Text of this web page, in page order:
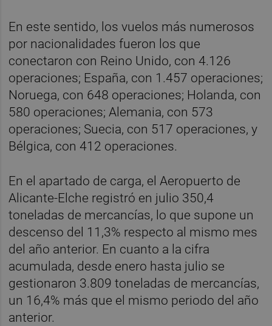
En este sentido, los vuelos más numerosos
por nacionalidades fueron los que
conectaron con Reino Unido, con 4.126
operaciones; España, con 1.457 operaciones;
Noruega, con 648 operaciones; Holanda, con
580 operaciones; Alemania, con 573
operaciones; Suecia, con 517 operaciones, y
Bélgica, con 412 operaciones.
En el apartado de carga, el Aeropuerto de
Alicante-Elche registró en julio 350,4
toneladas de mercancías, lo que supone un
descenso del 11,3% respecto al mismo mes
del año anterior. En cuanto a la cifra
acumulada, desde enero hasta julio se
gestionaron 3.809 toneladas de mercancías,
un 16,4% más que el mismo periodo del año
anterior.